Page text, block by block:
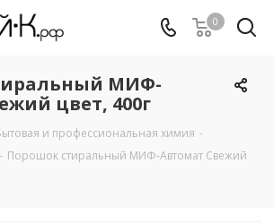
0
МИФ-
цвет, 400г
и профессиональная химия -
- Порошок стиральный МИФ-Автомат Свежий